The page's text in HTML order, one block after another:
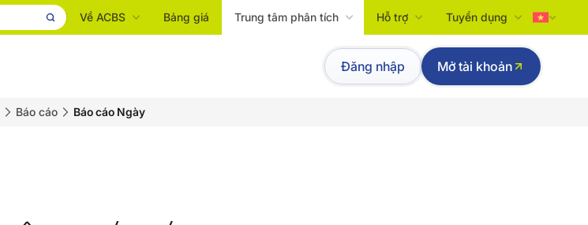
Về ACBS Bảng giá Trung tâm phân tích Hỗ trợ Tuyển dụng
Tiếng Việt
English
Đăng nhập Mở tài khoản
Báo cáo Báo cáo Ngày